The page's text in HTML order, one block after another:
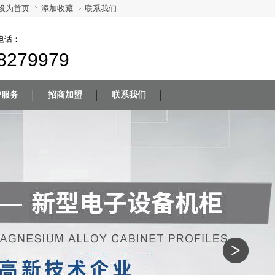
为首页 添加收藏 联系我们
话：
务 招商加盟 联系我们